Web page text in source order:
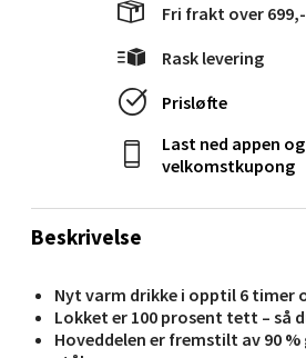
Beskrivelse
Nyt varm drikke i opptil 6 timer
Lokket er 100 prosent tett – så
Hoveddelen er fremstilt av 90
Fri frakt over 699,-
Rask levering
Prisløfte
Last ned appen
velkomstkupong
Torget 1, 6413 Molde
Åpent i dag 10-20
0 i butikk
Bolagsgata 1, 8514 Narvik
Åpent i dag 10-20